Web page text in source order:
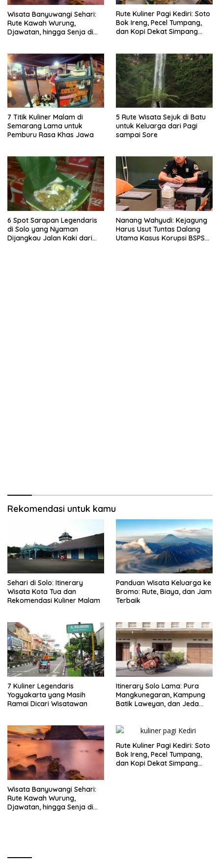
Wisata Banyuwangi Sehari:
Rute Kawah Wurung,
Djawatan, hingga Senja di
Rute Kuliner Pagi Kediri: Soto
Bok Ireng, Pecel Tumpang,
dan Kopi Dekat Simpang
7 Titik Kuliner Malam di
Semarang Lama untuk
Pemburu Rasa Khas Jawa
5 Rute Wisata Sejuk di Batu
untuk Keluarga dari Pagi
sampai Sore
6 Spot Sarapan Legendaris
di Solo yang Nyaman
Dijangkau Jalan Kaki dari
Nanang Wahyudi: Kejagung
Harus Usut Tuntas Dalang
Utama Kasus Korupsi BSPS
Rekomendasi untuk kamu
Sehari di Solo: Itinerary
Wisata Kota Tua dan
Rekomendasi Kuliner Malam
Panduan Wisata Keluarga ke
Bromo: Rute, Biaya, dan Jam
Terbaik
7 Kuliner Legendaris
Yogyakarta yang Masih
Ramai Dicari Wisatawan
Itinerary Solo Lama: Pura
Mangkunegaran, Kampung
Batik Laweyan, dan Jeda
Wisata Banyuwangi Sehari:
Rute Kawah Wurung,
Djawatan, hingga Senja di
Rute Kuliner Pagi Kediri: Soto
Bok Ireng, Pecel Tumpang,
dan Kopi Dekat Simpang